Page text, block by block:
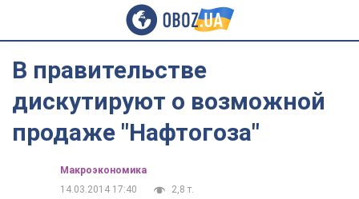
В правительстве
дискутируют о возможной
продаже "Нафтогоза"
Mакроэкономика
14.03.2014 17:40
2,8 т.